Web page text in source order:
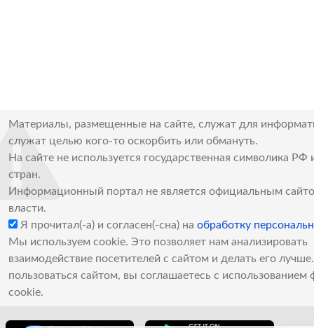
Материалы, размещенные на сайте, служат для
служат целью кого-то оскорбить или обмануть.
На сайте не используется государственная символика РФ
стран.
Информационный портал не является официальным
власти.
Я прочитал(-а) и согласен(-сна) на обработку
Мы используем cookie. Это позволяет нам анализировать
взаимодействие посетителей с сайтом и делать его
пользоваться сайтом, вы соглашаетесь с использованием
cookie.